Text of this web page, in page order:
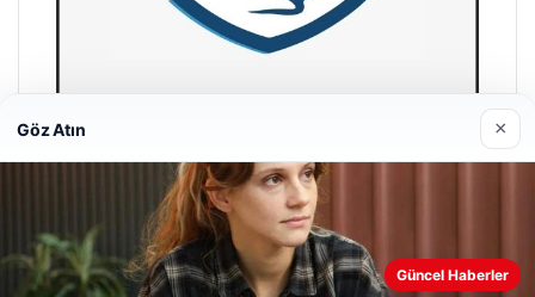
Web sitemizi nasıl kullandığınızı daha iyi anlayabilmek,
Göz Atın ×
Güncel Haberler